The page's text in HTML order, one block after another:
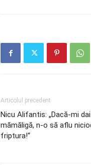
Articolul precedent
Nicu Alifantis: „Dacă-mi
mămăligă, n-o să aflu
friptura!“